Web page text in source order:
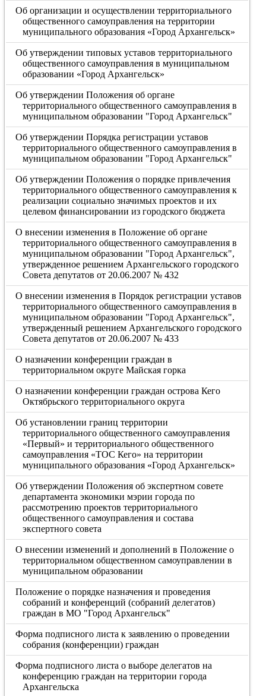
Об организации и осуществлении территориального
общественного самоуправления на территории
муниципального образования «Город Архангельск»
Об утверждении типовых уставов территориального
общественного самоуправления в муниципальном
образовании «Город Архангельск»
Об утверждении Положения об органе
территориального общественного самоуправления в
муниципальном образовании "Город Архангельск"
Об утверждении Порядка регистрации уставов
территориального общественного самоуправления в
муниципальном образовании "Город Архангельск"
Об утверждении Положения о порядке привлечения
территориального общественного самоуправления к
реализации социально значимых проектов и их
целевом финансировании из городского бюджета
О внесении изменения в Положение об органе
территориального общественного самоуправления в
муниципальном образовании "Город Архангельск",
утвержденное решением Архангельского городского
Совета депутатов от 20.06.2007 № 432
О внесении изменения в Порядок регистрации уставов
территориального общественного самоуправления в
муниципальном образовании "Город Архангельск",
утвержденный решением Архангельского городского
Совета депутатов от 20.06.2007 № 433
О назначении конференции граждан в
территориальном округе Майская горка
О назначении конференции граждан острова Кего
Октябрьского территориального округа
Об установлении границ территории
территориального общественного самоуправления
«Первый» и территориального общественного
самоуправления «ТОС Кего» на территории
муниципального образования «Город Архангельск»
Об утверждении Положения об экспертном совете
департамента экономики мэрии города по
рассмотрению проектов территориального
общественного самоуправления и состава
экспертного совета
О внесении изменений и дополнений в Положение о
территориальном общественном самоуправлении в
муниципальном образовании
Положение о порядке назначения и проведения
собраний и конференций (собраний делегатов)
граждан в МО "Город Архангельск"
Форма подписного листа к заявлению о проведении
собрания (конференции) граждан
Форма подписного листа о выборе делегатов на
конференцию граждан на территории города
Архангельска